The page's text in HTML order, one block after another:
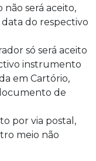
será aceito,
data do respectivo
só será aceito
instrumento
em Cartório,
de
por via postal,
meio não